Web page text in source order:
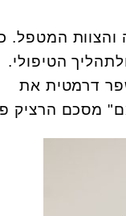
והצוות המטפל.
הטיפולי.
דרמטית את
מסכם הרציק